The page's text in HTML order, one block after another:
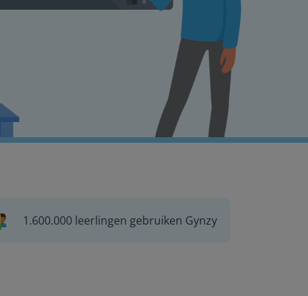
1.600.000 leerlingen gebruiken Gynzy